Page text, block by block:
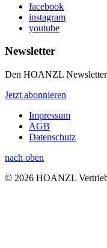
facebook
instagram
youtube
Newsletter
Den HOANZL Newsletter
Jetzt abonnieren
Impressum
AGB
Datenschutz
nach oben
© 2026 HOANZL